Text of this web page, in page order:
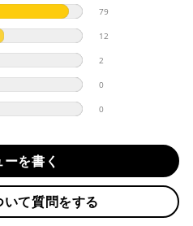
利用頂けます。
セキュア対応カードをご利用の
決済(3Dセキュア) - SBPS』を
なります。
下の通りです。
回)
決済金額が税込10,000円以上の
ます。
なります。 詳しくは該当商品
質等(オプションがある場合)を
確認ください。
払い完了で即日発送いたしま
場合、15時までに弊社でのご
即日発送いたします。
注文の場合は、基本的にはお
送になります。別で発送をご
79
12
2
0
0
ーを書く
て質問をする